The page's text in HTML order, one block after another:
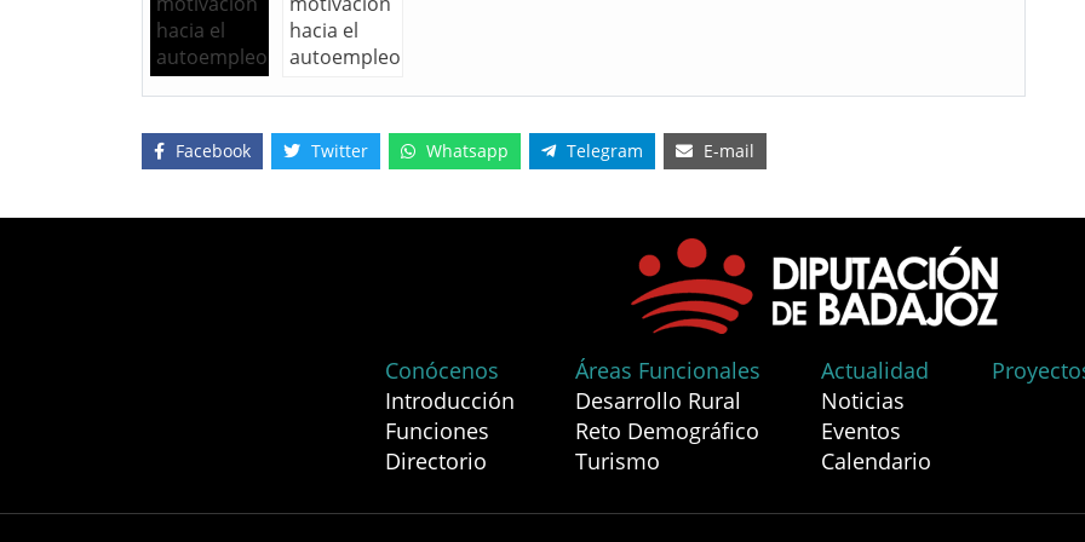
Facebook Twitter Whatsapp Telegram E-mail
Conócenos
Introducción
Funciones
Directorio
Áreas Funcionales
Desarrollo Rural
Reto Demográfico
Turismo
Actualidad
Noticias
Eventos
Calendario